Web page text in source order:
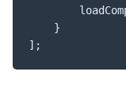
    }